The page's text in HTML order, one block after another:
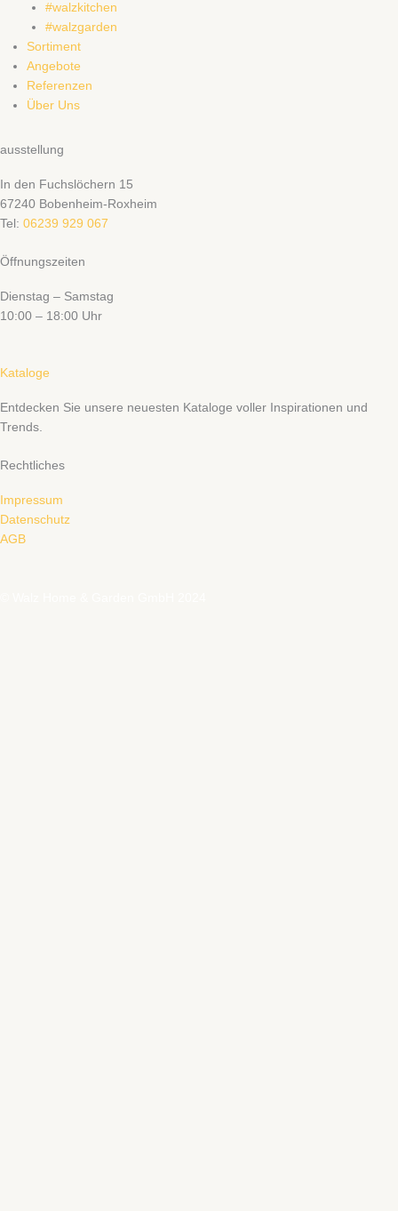
#walzkitchen
#walzgarden
Sortiment
Angebote
Referenzen
Über Uns
ausstellung
In den Fuchslöchern 15
67240 Bobenheim-Roxheim
Tel: 06239 929 067
Öffnungszeiten
Dienstag – Samstag
10:00 – 18:00 Uhr
Kataloge
Entdecken Sie unsere neuesten Kataloge voller Inspirationen und
Trends.
Rechtliches
Impressum
Datenschutz
AGB